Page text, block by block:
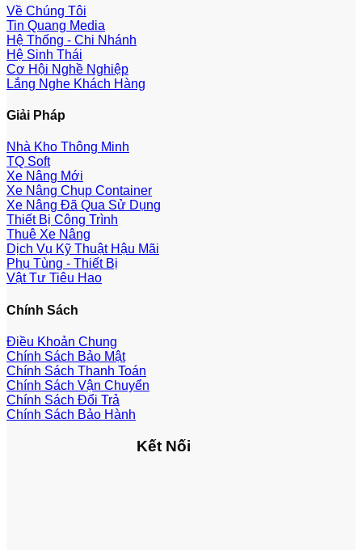
Về Chúng Tôi
Tin Quang Media
Hệ Thống - Chi Nhánh
Hệ Sinh Thái
Cơ Hội Nghề Nghiệp
Lắng Nghe Khách Hàng
Giải Pháp
Nhà Kho Thông Minh
TQ Soft
Xe Nâng Mới
Xe Nâng Chụp Container
Xe Nâng Đã Qua Sử Dụng
Thiết Bị Công Trình
Thuê Xe Nâng
Dịch Vụ Kỹ Thuật Hậu Mãi
Phụ Tùng - Thiết Bị
Vật Tư Tiêu Hao
Chính Sách
Điều Khoản Chung
Chính Sách Bảo Mật
Chính Sách Thanh Toán
Chính Sách Vận Chuyển
Chính Sách Đổi Trả
Chính Sách Bảo Hành
Kết Nối